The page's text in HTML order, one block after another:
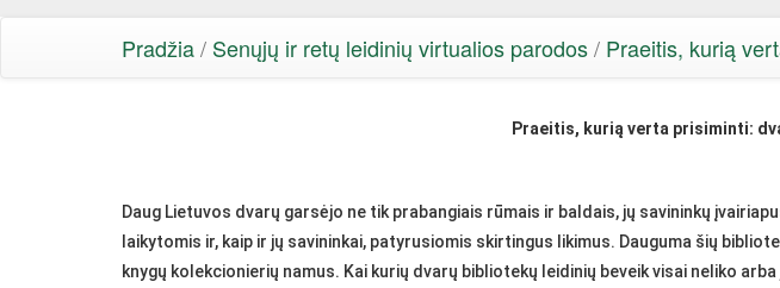
Pradžia/ Senųjų ir retų leidinių virtualios parodos/ Praeitis, kurią
Praeitis, kurią verta prisiminti:
Daug Lietuvos dvarų garsėjo ne tik prabangiais rūmais ir baldais, jų savininkų
laikytomis ir, kaip ir jų savininkai, patyrusiomis skirtingus likimus. Dauguma šių
knygų kolekcionierių namus. Kai kurių dvarų bibliotekų leidinių beveik visai neliko